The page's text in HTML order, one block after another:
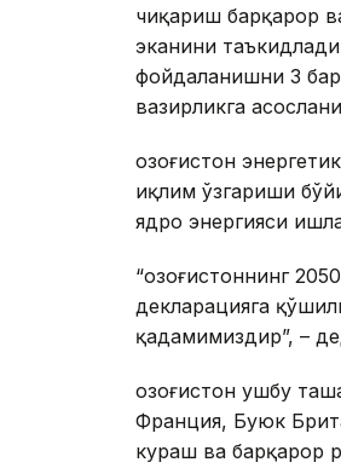
чиқариш барқарор
эканини
фойдаланишни 3
вазирликга
Қозоғистон
иқлим ўзгариши
ядро энергияси
“Қозоғистоннинг
декларацияга
қадамимиздир”, –
Қозоғистон ушбу
Франция, Буюк
кураш ва барқарор